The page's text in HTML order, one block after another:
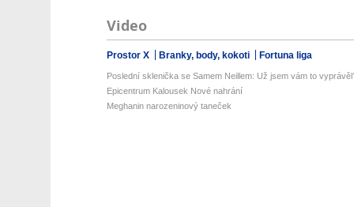
Video
Prostor X Branky, body, kokoti Fortuna liga
Poslední sklenička se Samem Neillem: Už jsem vám to
Epicentrum Kalousek Nové nahrání
Meghanin narozeninový taneček